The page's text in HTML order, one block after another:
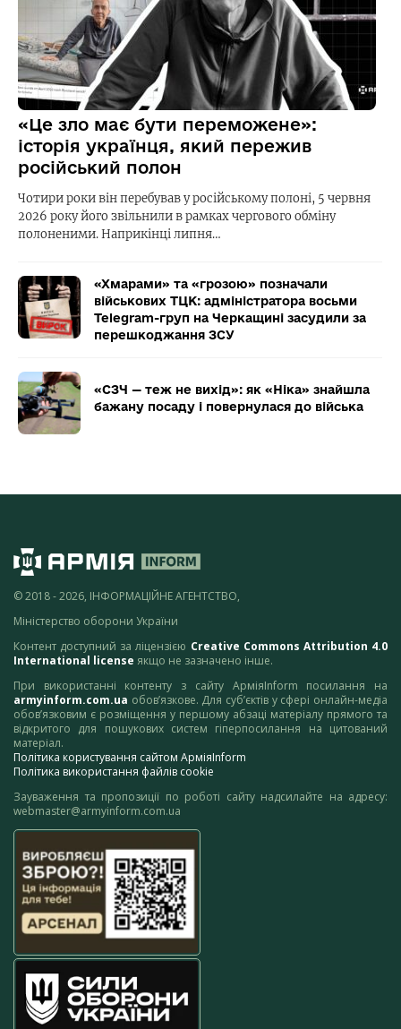
«Це зло має бути переможене»:
історія українця, який пережив
російський полон
Чотири роки він перебував у російському полоні, 5 червня
2026 року його звільнили в рамках чергового обміну
полоненими. Наприкінці липня…
«Хмарами» та «грозою» позначали
військових ТЦК: адміністратора восьми
Telegram-груп на Черкащині засудили за
перешкоджання ЗСУ
«СЗЧ — теж не вихід»: як «Ніка» знайшла
бажану посаду і повернулася до війська
© 2018 - 2026, ІНФОРМАЦІЙНЕ АГЕНТСТВО,
Міністерство оборони України
Контент доступний за ліцензією Creative Commons Attribution 4.0
International license якщо не зазначено інше.
При використанні контенту з сайту АрміяInform посилання на
armyinform.com.ua обов’язкове. Для суб’єктів у сфері онлайн-медіа
обов’язковим є розміщення у першому абзаці матеріалу прямого та
відкритого для пошукових систем гіперпосилання на цитований
матеріал.
Політика користування сайтом АрміяInform
Політика використання файлів cookie
Зауваження та пропозиції по роботі сайту надсилайте на адресу:
webmaster@armyinform.com.ua